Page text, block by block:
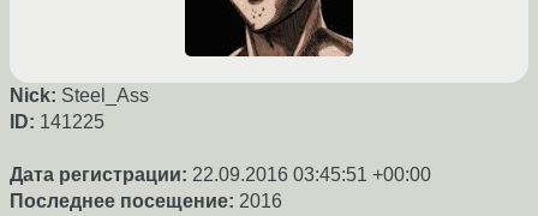
Nick: Steel_Ass
ID: 141225
Дата регистрации: 22.09.2016 03:45:51 +00:00
Последнее посещение: 2016